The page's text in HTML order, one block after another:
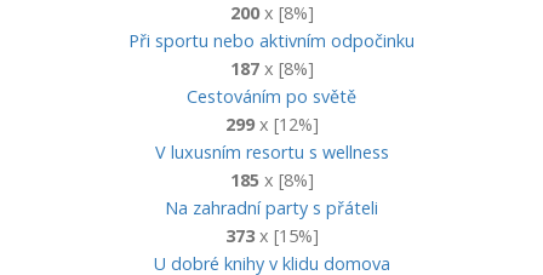
200x [8%]
Při sportu nebo aktivním odpočinku
187x [8%]
Cestováním po světě
299x [12%]
V luxusním resortu s wellness
185 x [8%]
Na zahradní party s přáteli
373x [15%]
U dobré knihy v klidu domova